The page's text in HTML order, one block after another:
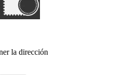
la dirección